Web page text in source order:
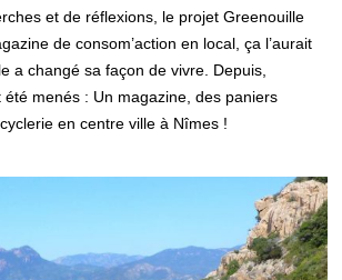
et de réflexions, le projet Greenouille
de consom’action en local, ça l’aurait
a changé sa façon de vivre. Depuis,
été menés : Un magazine, des paniers
en centre ville à Nîmes !